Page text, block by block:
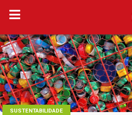
SUSTENTABILIDADE